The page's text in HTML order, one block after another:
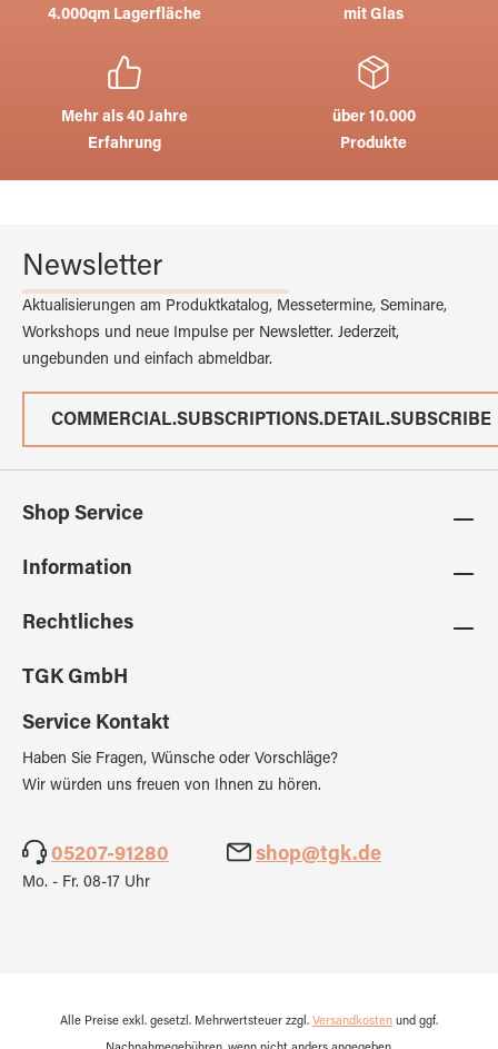
4.000qm Lagerfläche
mit Glas
Mehr als 40 Jahre
Erfahrung
über 10.000
Produkte
Newsletter
Aktualisierungen am Produktkatalog, Messetermine, Seminare,
Workshops und neue Impulse per Newsletter. Jederzeit,
ungebunden und einfach abmeldbar.
COMMERCIAL.SUBSCRIPTIONS.DETAIL.SUBSCRIBE
Shop Service
Information
Rechtliches
TGK GmbH
Service Kontakt
Haben Sie Fragen, Wünsche oder Vorschläge?
Wir würden uns freuen von Ihnen zu hören.
05207-91280 shop@tgk.de
Mo. - Fr. 08-17 Uhr
Alle Preise exkl. gesetzl. Mehrwertsteuer zzgl. Versandkosten und ggf.